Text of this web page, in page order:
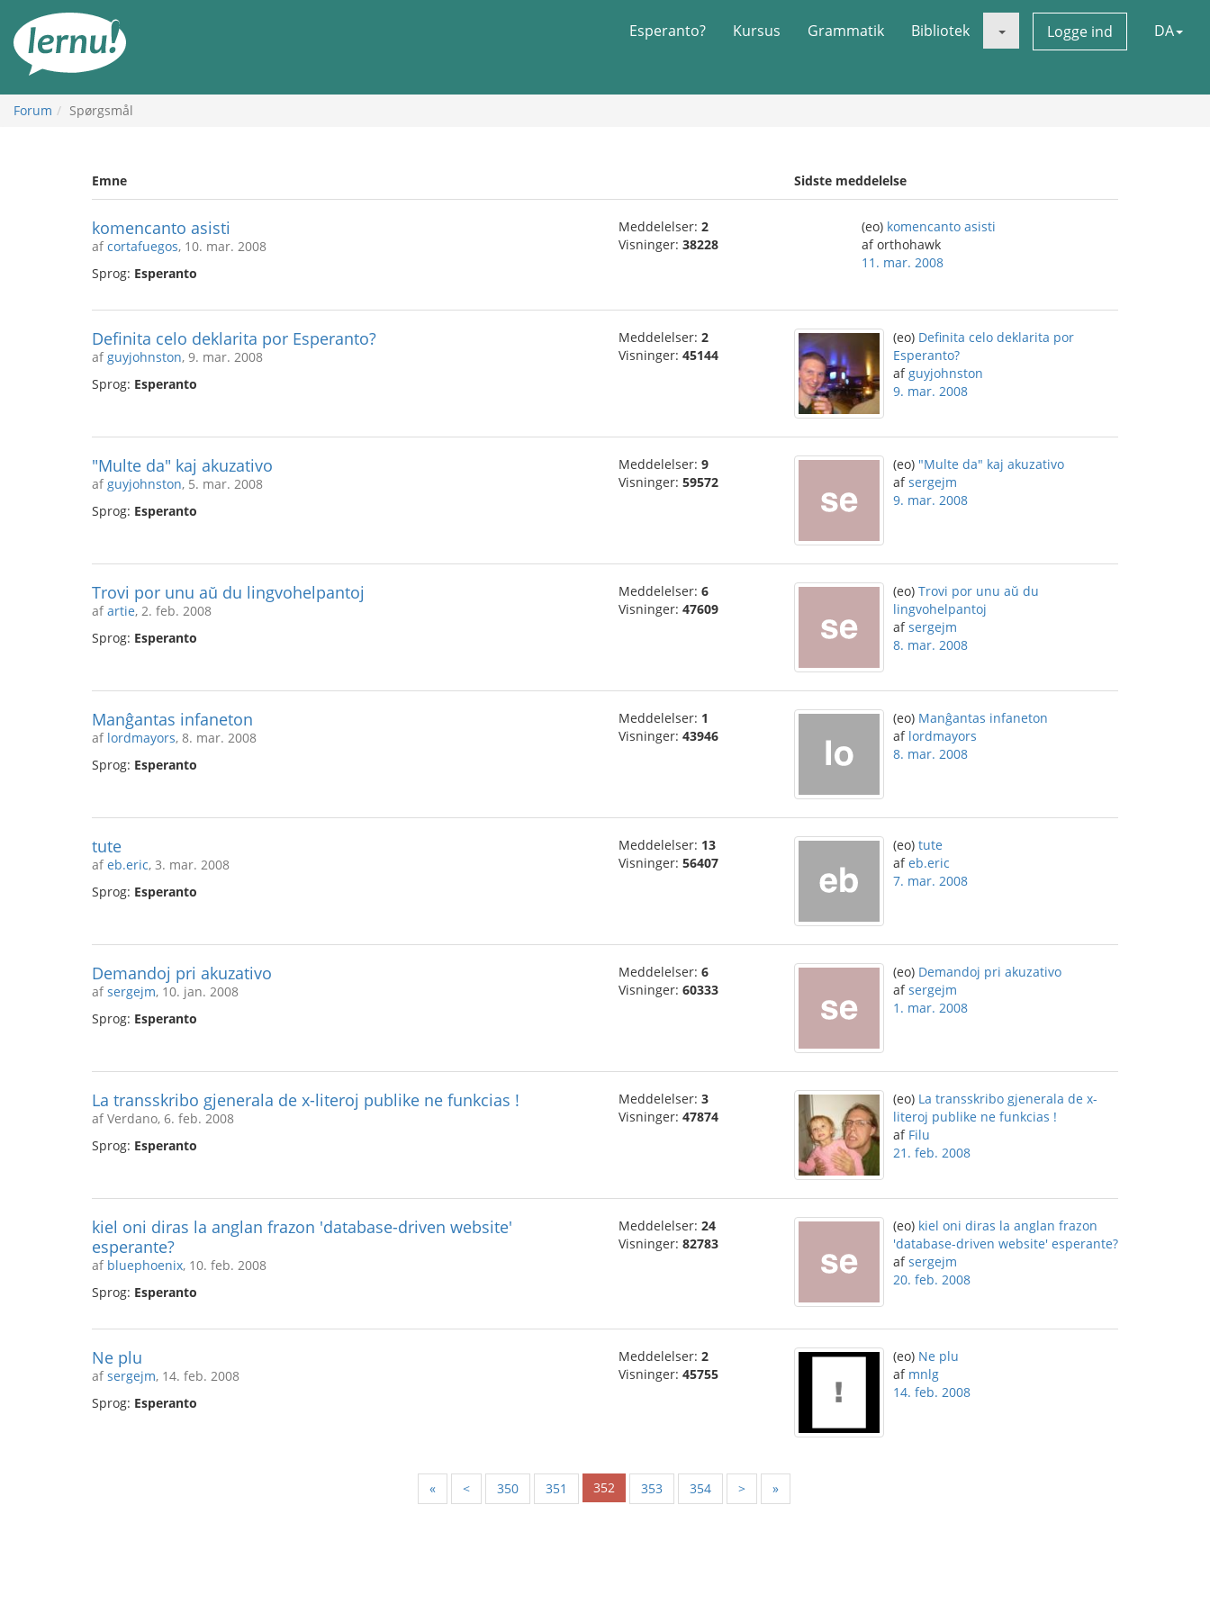
indholdet
Esperanto? Kursus Grammatik Bibliotek Logge ind DA
Forum Spørgsmål
Emne Sidste meddelelse
komencanto asisti
afcortafuegos, 10. mar. 2008
Sprog: Esperanto
Meddelelser: 2
Visninger: 38228
(eo) komencanto asisti
af orthohawk
11. mar. 2008
Definita celo deklarita por Esperanto?
afguyjohnston, 9. mar. 2008
Sprog: Esperanto
Meddelelser: 2
Visninger: 45144
(eo) Definita celo deklarita por
Esperanto?
afguyjohnston
9. mar. 2008
"Multe da" kaj akuzativo
afguyjohnston, 5. mar. 2008
Sprog: Esperanto
Meddelelser: 9
Visninger: 59572
(eo) "Multe da" kaj akuzativo
afsergejm
9. mar. 2008
Trovi por unu aŭ du lingvohelpantoj
afartie, 2. feb. 2008
Sprog: Esperanto
Meddelelser: 6
Visninger: 47609
(eo) Trovi por unu aŭ du
lingvohelpantoj
afsergejm
8. mar. 2008
Manĝantas infaneton
af lordmayors, 8. mar. 2008
Sprog: Esperanto
Meddelelser: 1
Visninger: 43946
(eo) Manĝantas infaneton
af lordmayors
8. mar. 2008
tute
afeb.eric, 3. mar. 2008
Sprog: Esperanto
Meddelelser: 13
Visninger: 56407
(eo) tute
afeb.eric
7. mar. 2008
Demandoj pri akuzativo
afsergejm, 10. jan. 2008
Sprog: Esperanto
Meddelelser: 6
Visninger: 60333
(eo) Demandoj pri akuzativo
afsergejm
1. mar. 2008
La transskribo gjenerala de x-literoj publike ne funkcias !
af Verdano, 6. feb. 2008
Sprog: Esperanto
Meddelelser: 3
Visninger: 47874
(eo) La transskribo gjenerala de x-
literoj publike ne funkcias !
af Filu
21. feb. 2008
kiel oni diras la anglan frazon 'database-driven website'
esperante?
af bluephoenix, 10. feb. 2008
Sprog: Esperanto
Meddelelser: 24
Visninger: 82783
(eo) kiel oni diras la anglan frazon
'database-driven website' esperante?
afsergejm
20. feb. 2008
Ne plu
afsergejm, 14. feb. 2008
Sprog: Esperanto
Meddelelser: 2
Visninger: 45755
(eo) Ne plu
af mnlg
14. feb. 2008
« < 350 351 352 353 354 > »